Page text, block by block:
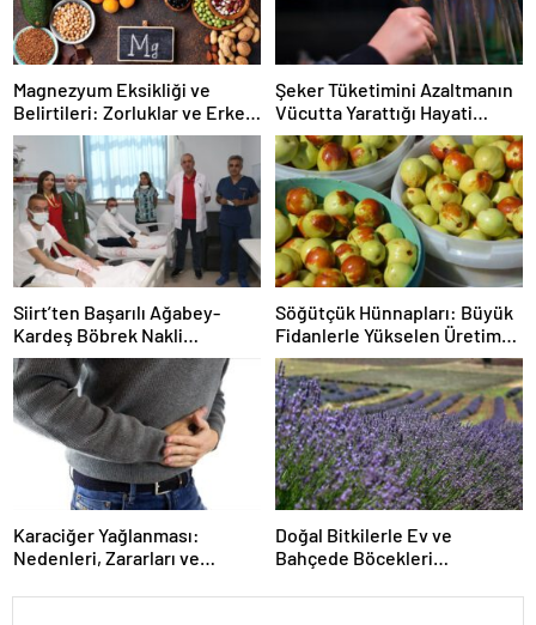
Magnezyum Eksikliği ve
Belirtileri: Zorluklar ve Erken
Uyarılar
Şeker Tüketimini Azaltmanın
Vücutta Yarattığı Hayati
Dönüşümler
Siirt’ten Başarılı Ağabey-
Kardeş Böbrek Nakli
Hikayesi: Tereddütsüz
Fedakarlık ve Umut
Söğütçük Hünnapları: Büyük
Fidanlerle Yükselen Üretim
ve Doğal Yöntemler
Karaciğer Yağlanması:
Nedenleri, Zararları ve
Tavsiyeleri
Doğal Bitkilerle Ev ve
Bahçede Böcekleri